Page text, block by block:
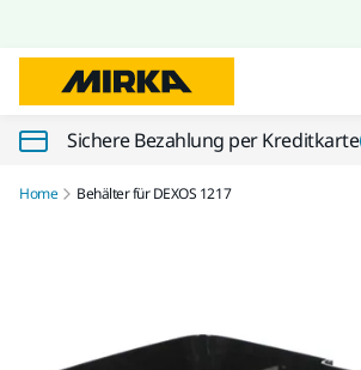
Sichere Bezahlung per Kreditkarte
Home Behälter für DEXOS 1217